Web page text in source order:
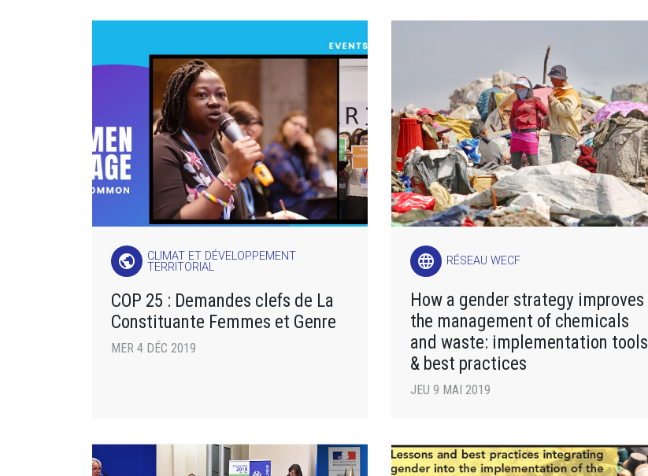
public
CLIMAT ET DÉVELOPPEMENT
TERRITORIAL
COP 25 : Demandes clefs de La
Constituante Femmes et Genre
MER 4 DÉC 2019
language RÉSEAU WECF
How a gender strategy improves
the management of chemicals
and waste: implementation tools
& best practices
JEU 9 MAI 2019